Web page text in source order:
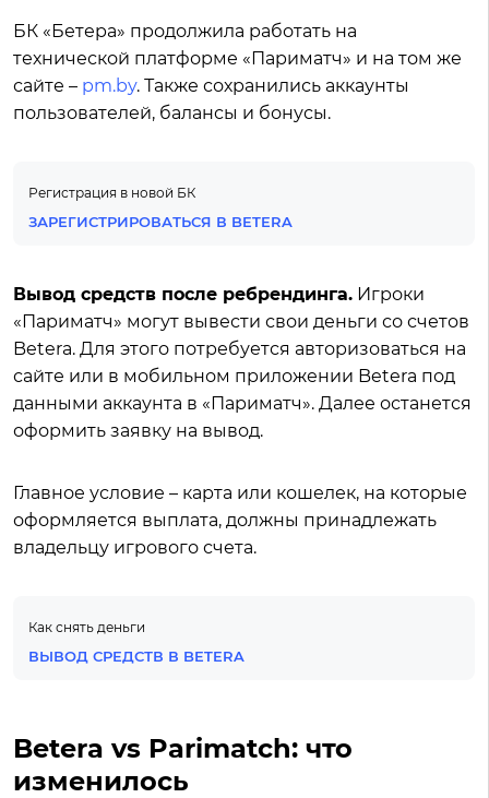
БК «Бетера» продолжила работать на
технической платформе «Париматч» и на том же
сайте – pm.by. Также сохранились аккаунты
пользователей, балансы и бонусы.
Регистрация в новой БК
ЗАРЕГИСТРИРОВАТЬСЯ В BETERA
Вывод средств после ребрендинга. Игроки
«Париматч» могут вывести свои деньги со счетов
Betera. Для этого потребуется авторизоваться на
сайте или в мобильном приложении Betera под
данными аккаунта в «Париматч». Далее останется
оформить заявку на вывод.
Главное условие – карта или кошелек, на которые
оформляется выплата, должны принадлежать
владельцу игрового счета.
Как снять деньги
ВЫВОД СРЕДСТВ В BETERA
Betera vs Parimatch: что
изменилось